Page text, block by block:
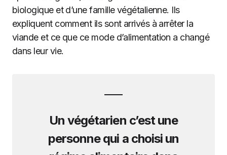
biologique et d’une famille végétalienne. Ils
expliquent comment ils sont arrivés à arrêter la
viande et ce que ce mode d’alimentation a changé
dans leur vie.
Un végétarien c’est une
personne qui a choisi un